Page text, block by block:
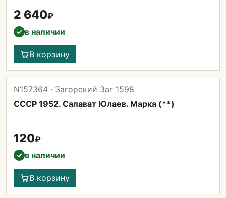
2 640₽
✓ в наличии
В корзину
N157364 · Загорский Заг 1598
СССР 1952. Салават Юлаев. Марка (**)
120₽
✓ в наличии
В корзину